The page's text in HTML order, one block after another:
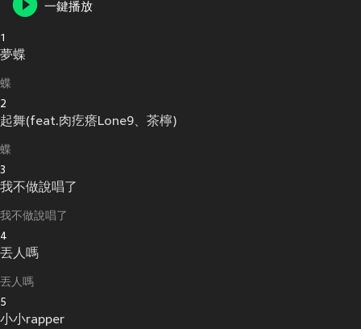
一鍵播放
1
夢蝶
蝶
2
起舞(feat.肉疙瘩Lone9、茶檸)
蝶
3
我不做說唱了
我不做說唱了
4
丟人嗎
丟人嗎
5
小小rapper